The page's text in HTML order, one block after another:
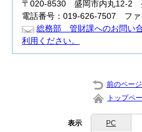
〒020-8530 盛岡市内丸12-2
電話番号：019-626-7507 ファ
総務部 管財課へのお問い
利用ください。
前のペー
トップペ
表示 PC